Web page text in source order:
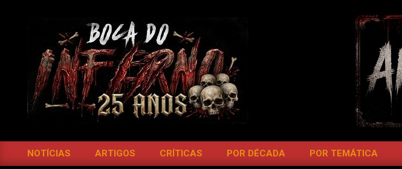
BOCA
DO
Primary
NOTÍCIAS ARTIGOS CRÍTICAS POR DÉCADA POR TEMÁTICA